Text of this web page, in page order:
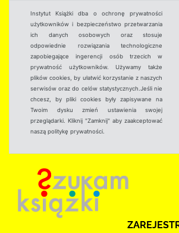
Instytut Książki dba o ochronę prywatności
użytkowników i bezpieczeństwo przetwarzania
ich danych osobowych oraz stosuje
odpowiednie rozwiązania technologiczne
zapobiegające ingerencji osób trzecich w
prywatność użytkowników. Używamy także
plików cookies, by ułatwić korzystanie z naszych
serwisów oraz do celów statystycznych.Jeśli nie
chcesz, by pliki cookies były zapisywane na
Twoim dysku zmień ustawienia swojej
przeglądarki. Kliknij "Zamknij" aby zaakceptować
naszą politykę prywatności.